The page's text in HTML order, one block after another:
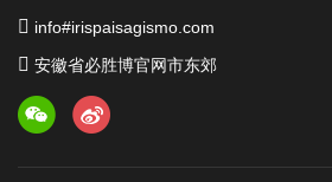
info#irispaisagismo.com
安徽省必胜博官网市东郊